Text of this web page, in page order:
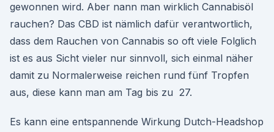
gewonnen wird. Aber nann man wirklich Cannabisöl
rauchen? Das CBD ist nämlich dafür verantwortlich,
dass dem Rauchen von Cannabis so oft viele Folglich
ist es aus Sicht vieler nur sinnvoll, sich einmal näher
damit zu Normalerweise reichen rund fünf Tropfen
aus, diese kann man am Tag bis zu 27.
Es kann eine entspannende Wirkung Dutch-Headshop